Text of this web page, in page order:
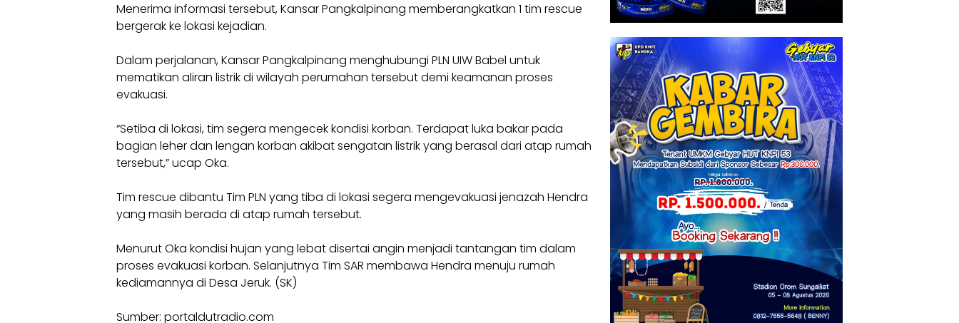
Menerima informasi tersebut, Kansar Pangkalpinang memberangkatkan 1 tim rescue
bergerak ke lokasi kejadian.
Dalam perjalanan, Kansar Pangkalpinang menghubungi PLN UIW Babel untuk
mematikan aliran listrik di wilayah perumahan tersebut demi keamanan proses
evakuasi.
“Setiba di lokasi, tim segera mengecek kondisi korban. Terdapat luka bakar pada
bagian leher dan lengan korban akibat sengatan listrik yang berasal dari atap rumah
tersebut,” ucap Oka.
Tim rescue dibantu Tim PLN yang tiba di lokasi segera mengevakuasi jenazah Hendra
yang masih berada di atap rumah tersebut.
Menurut Oka kondisi hujan yang lebat disertai angin menjadi tantangan tim dalam
proses evakuasi korban. Selanjutnya Tim SAR membawa Hendra menuju rumah
kediamannya di Desa Jeruk. (SK)
Sumber: portaldutradio.com